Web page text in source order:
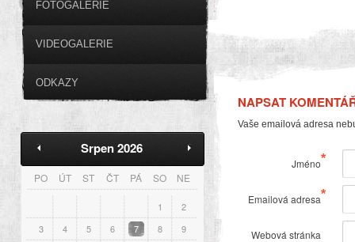
NAPSAT
Vaše emailová adresa
Jméno*
Emailová adresa*
Webová stránka
FOTOGALERIE
VIDEOGALERIE
ODKAZY
Srpen 2026
PO ÚT ST ČT PÁ SO NE
1
2
3
4 5 6 7 8
9